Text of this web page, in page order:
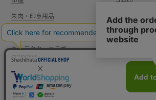
朱肉・印章用品
工業/産業/DIY
筆記具・文具
アイデアグッズ
キャラクターコラボ
補充インキ/備品/部品
特集カテゴリ